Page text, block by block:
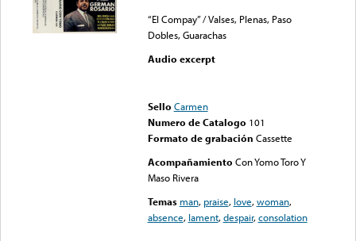
“El Compay” / Valses, Plenas, Paso
Dobles, Guarachas
Audio excerpt
Sello Carmen
Numero de Catalogo 101
Formato de grabación Cassette
Acompañamiento Con Yomo Toro Y
Maso Rivera
Temas man, praise, love,woman,
absence, lament,despair,consolation